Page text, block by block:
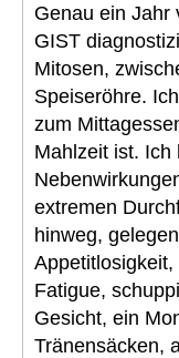
Genau ein Jahr
GIST
Mitosen,
Speiseröhre.
zum
Mahlzeit ist. Ich
extremen
hinweg,
Fatigue,
Gesicht, ein
Tränensäcken,